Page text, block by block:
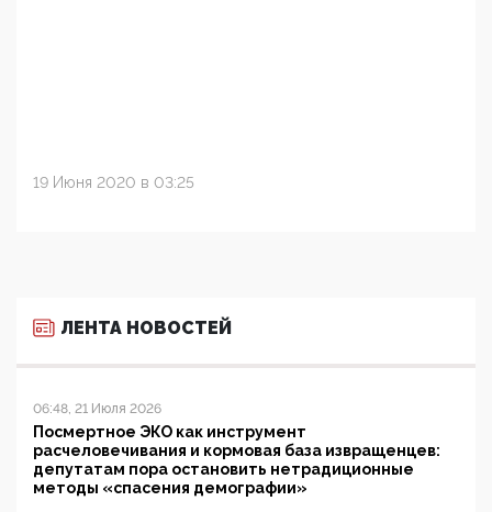
19 Июня 2020 в 03:25
ЛЕНТА НОВОСТЕЙ
06:48, 21 Июля 2026
Посмертное ЭКО как инструмент
расчеловечивания и кормовая база извращенцев:
депутатам пора остановить нетрадиционные
методы «спасения демографии»